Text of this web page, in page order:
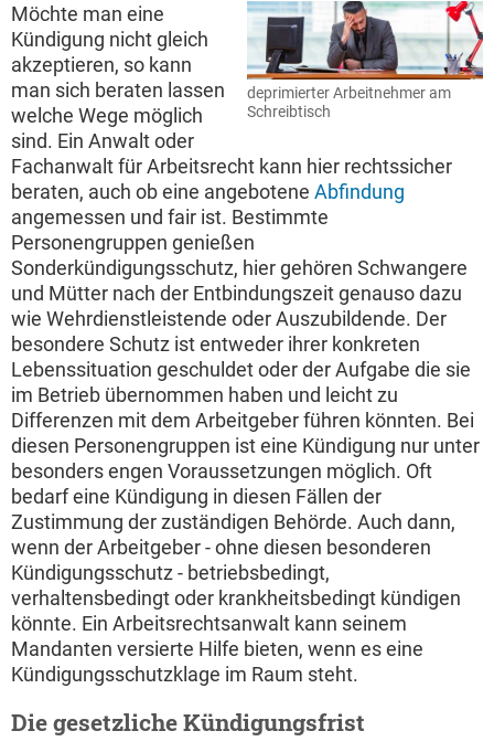
deprimierter Arbeitnehmer am
Schreibtisch
Möchte man eine
Kündigung nicht gleich
akzeptieren, so kann
man sich beraten lassen
welche Wege möglich
sind. Ein Anwalt oder
Fachanwalt für Arbeitsrecht kann hier rechtssicher
beraten, auch ob eine angebotene Abfindung
angemessen und fair ist. Bestimmte
Personengruppen genießen
Sonderkündigungsschutz, hier gehören Schwangere
und Mütter nach der Entbindungszeit genauso dazu
wie Wehrdienstleistende oder Auszubildende. Der
besondere Schutz ist entweder ihrer konkreten
Lebenssituation geschuldet oder der Aufgabe die sie
im Betrieb übernommen haben und leicht zu
Differenzen mit dem Arbeitgeber führen könnten. Bei
diesen Personengruppen ist eine Kündigung nur unter
besonders engen Voraussetzungen möglich. Oft
bedarf eine Kündigung in diesen Fällen der
Zustimmung der zuständigen Behörde. Auch dann,
wenn der Arbeitgeber - ohne diesen besonderen
Kündigungsschutz - betriebsbedingt,
verhaltensbedingt oder krankheitsbedingt kündigen
könnte. Ein Arbeitsrechtsanwalt kann seinem
Mandanten versierte Hilfe bieten, wenn es eine
Kündigungsschutzklage im Raum steht.
Die gesetzliche Kündigungsfrist